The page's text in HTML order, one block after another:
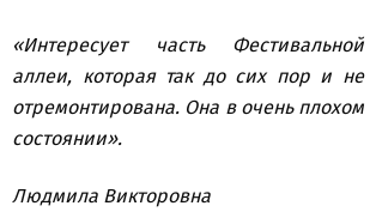
«Интересует часть Фестивальной
аллеи, которая так до сих пор и не
отремонтирована. Она в очень плохом
состоянии».
Людмила Викторовна